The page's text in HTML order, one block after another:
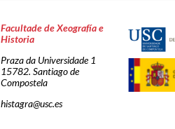
Facultade de Xeografía e
Historia
Praza da Universidade 1
15782. Santiago de
Compostela
histagra@usc.es